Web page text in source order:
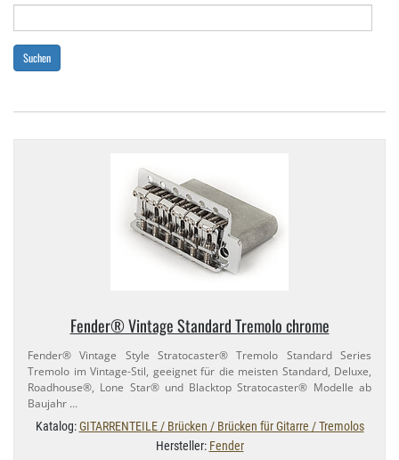
Suchen
Fender® Vintage Standard Tremolo chrome
Fender® Vintage Style Stratocaster® Tremolo Standard Series
Tremolo im Vintage-​Stil, geeignet für die meisten Standard, Deluxe,
Roadhouse®, Lone Star® und Blacktop Stratocaster® Modelle ab
Baujahr …
Katalog:GITARRENTEILE / Brücken / Brücken für Gitarre / Tremolos
Hersteller: Fender